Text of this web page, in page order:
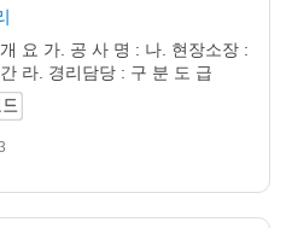
요 가. 공 사 명 : 나. 현장소장 :
라. 경리담당 : 구 분 도 급